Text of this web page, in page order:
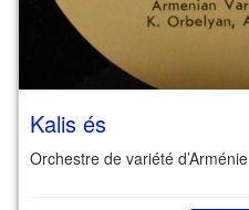
Kalis és
Orchestre de variété d’Arménie